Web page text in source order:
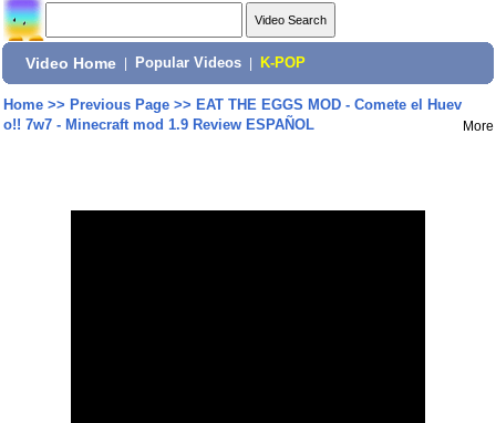
Video Home Popular Videos K-POP
Home>> Previous Page>> EAT THE EGGS MOD - Comete el Huev
o!! 7w7 - Minecraft mod 1.9 Review ESPAÑOL
More